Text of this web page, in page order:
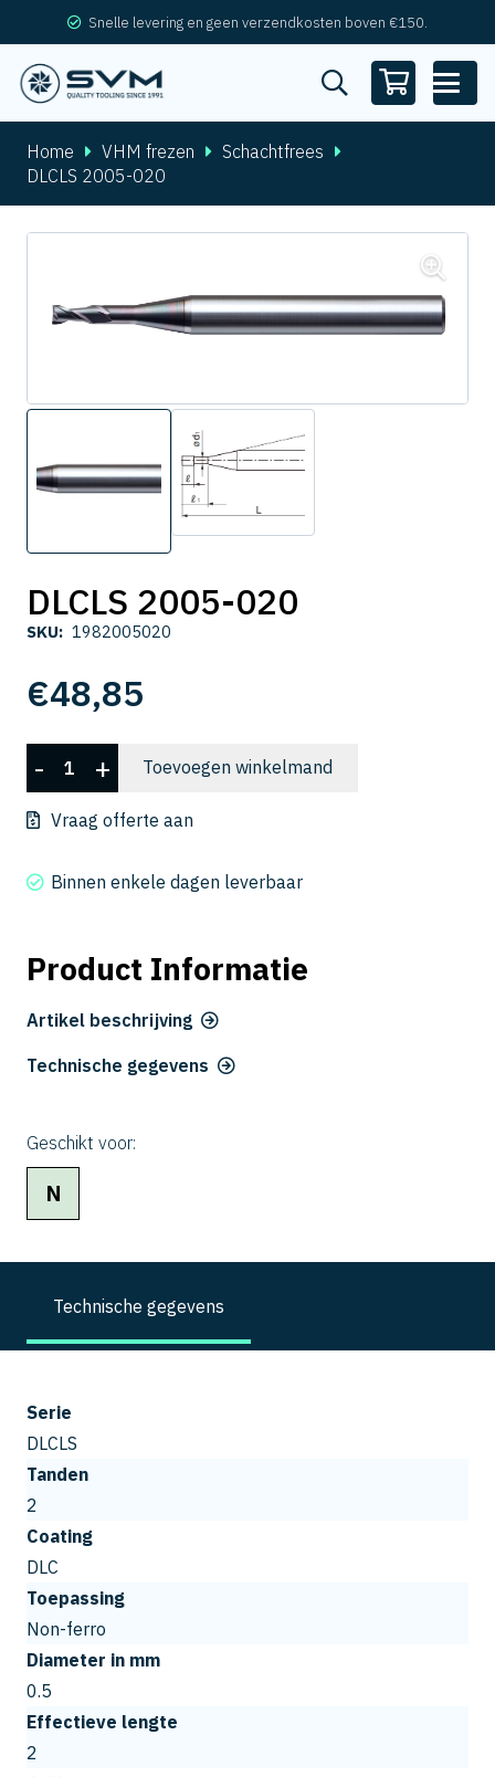
Snelle levering en geen verzendkosten boven €150.
Home VHM frezen
Schachtfrees
DLCLS 2005-020
DLCLS 2005-020
SKU: 1982005020
€48,85
DLCLS
2005-
020
- + Toevoegen winkelmand
Vraag offerte aan
Binnen enkele dagen leverbaar
Product Informatie
Artikel beschrijving
Technische gegevens
Geschikt voor:
N
Technische gegevens
Serie
DLCLS
Tanden
2
Coating
DLC
Toepassing
Non-ferro
Diameter in mm
0.5
Effectieve lengte
2